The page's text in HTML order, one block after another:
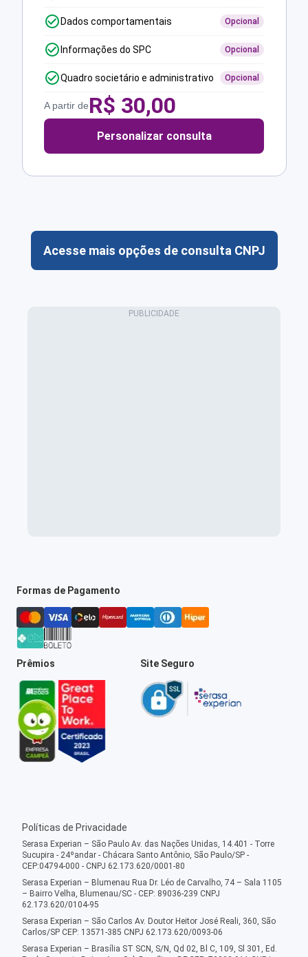
Dados comportamentais Opcional
Informações do SPC Opcional
Quadro societário e administrativo Opcional
A partir deR$ 30,00
Personalizar consulta
Acesse mais opções de consulta CNPJ
Formas de Pagamento
Prêmios Site Seguro
Políticas de Privacidade
Serasa Experian – São Paulo Av. das Nações Unidas, 14.401 - Torre
Sucupira - 24ºandar - Chácara Santo Antônio, São Paulo/SP -
CEP:04794-000 - CNPJ 62.173.620/0001-80
Serasa Experian – Blumenau Rua Dr. Léo de Carvalho, 74 – Sala 1105
– Bairro Velha, Blumenau/SC - CEP: 89036-239 CNPJ
62.173.620/0104-95
Serasa Experian – São Carlos Av. Doutor Heitor José Reali, 360, São
Carlos/SP CEP: 13571-385 CNPJ 62.173.620/0093-06
Serasa Experian – Brasília ST SCN, S/N, Qd 02, Bl C, 109, Sl 301, Ed.